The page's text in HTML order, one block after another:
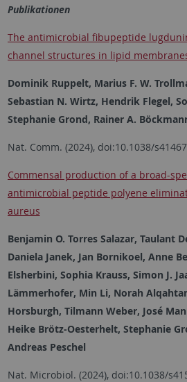
Publikationen
The antimicrobial fibupeptide
channel structures in lipid
Dominik Ruppelt, Marius F. W.
Sebastian N. Wirtz, Hendrik Flegel,
Stephanie Grond, Rainer A.
Nat. Comm. (2024), doi:10.1038/
Commensal production of a broad-
antimicrobial peptide polyene
aureus
Benjamin O. Torres Salazar, Taulant
Daniela Janek, Jan Bornikoel, Anne
Elsherbini, Sophia Krauss, Simon J.
Lämmerhofer, Min Li, Norah
Horsburgh, Tilmann Weber, José
Heike Brötz-Oesterhelt, Stephanie
Andreas Peschel
Nat. Microbiol. (2024), doi:10.1038/